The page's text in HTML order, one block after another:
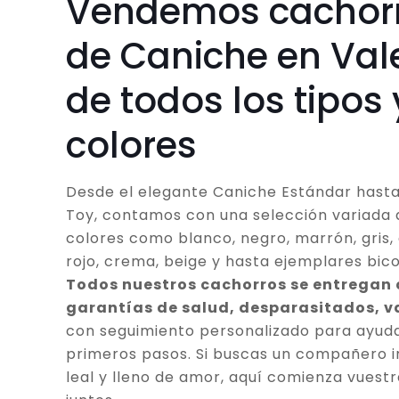
Vendemos
de Caniche en
de todos los tipos
colores
Desde el elegante Caniche Estándar
Toy, contamos con una selección variada
colores como blanco, negro, marrón,
rojo, crema, beige y hasta ejemplares
Todos nuestros cachorros se entregan
garantías de salud, desparasitados,
con seguimiento personalizado para
primeros pasos. Si buscas un compañero
leal y lleno de amor, aquí comienza